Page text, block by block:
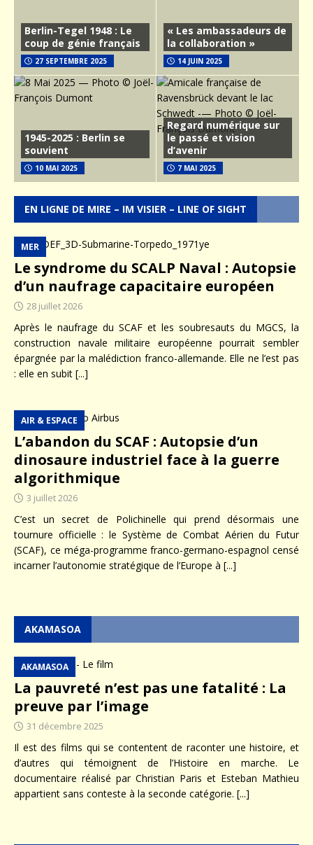
Berlin-Tegel 1948 : Le
coup de génie français
27 SEPTEMBRE 2025
« Les ambassadeurs de
la collaboration »
14 JUIN 2025
1945-2025 : Berlin se
souvient
10 MAI 2025
Regard numérique sur
le passé et vision
d’avenir
7 MAI 2025
EN LIGNE DE MIRE – IM VISIER – LINE OF SIGHT
Le syndrome du SCALP Naval : Autopsie
d’un naufrage capacitaire européen
MER
28 juillet 2026
Après le naufrage du SCAF et les soubresauts du MGCS, la
construction navale militaire européenne pourrait sembler
épargnée par la malédiction franco-allemande. Elle ne l’est pas
: elle en subit [...]
L’abandon du SCAF : Autopsie d’un
dinosaure industriel face à la guerre
algorithmique
AIR & ESPACE
3 juillet 2026
C’est un secret de Polichinelle qui prend désormais une
tournure officielle : le Système de Combat Aérien du Futur
(SCAF), ce méga-programme franco-germano-espagnol censé
incarner l’autonomie stratégique de l’Europe à [...]
AKAMASOA
La pauvreté n’est pas une fatalité : La
preuve par l’image
AKAMASOA
31 décembre 2025
Il est des films qui se contentent de raconter une histoire, et
d’autres qui témoignent de l’Histoire en marche. Le
documentaire réalisé par Christian Paris et Esteban Mathieu
appartient sans conteste à la seconde catégorie. [...]